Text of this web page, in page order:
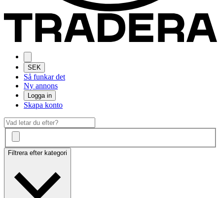
SEK
Så funkar det
Ny annons
Logga in
Skapa konto
Filtrera efter kategori